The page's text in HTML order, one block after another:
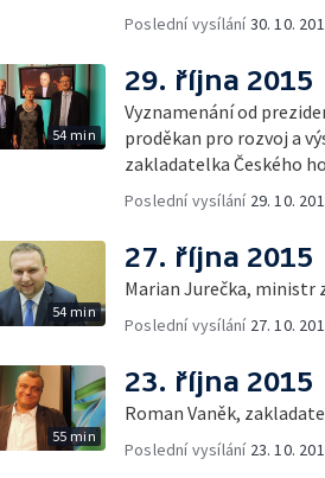
Poslední vysílání30. 10.
54 min
29. října 2015
Vyznamenání od
proděkan pro rozvoj a
zakladatelka Českého
Poslední vysílání 29. 10.
54 min
27. října 2015
Marian Jurečka, ministr
Poslední vysílání 27. 10.
55 min
23. října 2015
Roman Vaněk,
Poslední vysílání 23. 10.